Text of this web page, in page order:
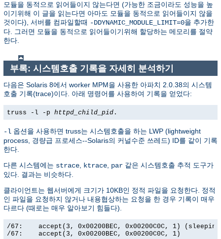
모듈을 동적으로 읽어들이지 않는다면 (가능한 조금이라도 성능을 높
이기위해 이 글을 읽는다면 아마도 모듈을 동적으로 읽어들이지 않을
것이다), 서버를 컴파일할때 -DDYNAMIC_MODULE_LIMIT=0을 추가한
다. 그러면 모듈을 동적으로 읽어들이기위해 할당하는 메모리를 절약
한다.
부록: 시스템호출 기록을 자세히 분석하기
다음은 Solaris 8에서 worker MPM을 사용한 아파치 2.0.38의 시스템
호출 기록(trace)이다. 아래 명령어를 사용하여 기록을 얻었다:
truss -l -p httpd_child_pid .
-l 옵션을 사용하면 truss는 시스템호출을 하는 LWP (lightweight
process, 경량급 프로세스--Solaris의 커널수준 쓰레드) ID를 같이 기록
한다.
다른 시스템에는 strace, ktrace, par 같은 시스템호출 추적 도구가
있다. 결과는 비슷하다.
클라이언트는 웹서버에게 크기가 10KB인 정적 파일을 요청한다. 정적
인 파일을 요청하지 않거나 내용협상하는 요청을 한 경우 기록이 매우
다르다 (때로는 매우 알아보기 힘들다).
/67:    accept(3, 0x00200BEC, 0x00200C0C, 1)
/67:    accept(3, 0x00200BEC, 0x00200C0C, 1)